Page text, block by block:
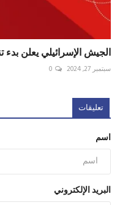
الجيش الإسرائيلي يعلن
سبتمبر 27, 2024 0
تعليقات
اسم
البريد الإلكتروني